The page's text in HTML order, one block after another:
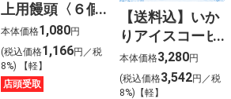
上用饅頭〈６個
入〉
本体価格1,080円
(税込価格1,166円／税
8%) 【軽】
店頭受取
【送料込】いか
りアイスコーヒ
ー おためし5本
セット
本体価格3,280円
(税込価格3,542円／税
8%)【軽】